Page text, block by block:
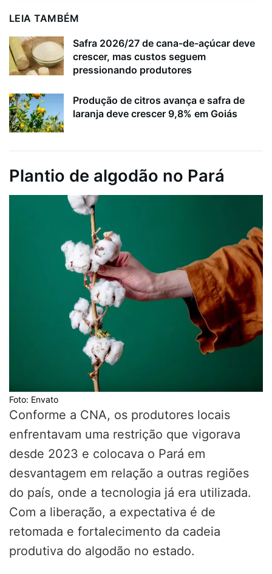
LEIA TAMBÉM
Safra 2026/27 de cana-de-açúcar deve
crescer, mas custos seguem
pressionando produtores
Produção de citros avança e safra de
laranja deve crescer 9,8% em Goiás
Plantio de algodão no Pará
Foto: Envato
Conforme a CNA, os produtores locais
enfrentavam uma restrição que vigorava
desde 2023 e colocava o Pará em
desvantagem em relação a outras regiões
do país, onde a tecnologia já era utilizada.
Com a liberação, a expectativa é de
retomada e fortalecimento da cadeia
produtiva do algodão no estado.